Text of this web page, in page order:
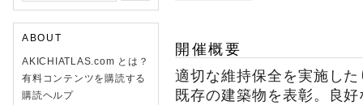
ABOUT
AKICHIATLAS.com とは？
有料コンテンツを購読する
購読ヘルプ
開催概要
適切な維持保全を実施し
既存の建築物を表彰。良